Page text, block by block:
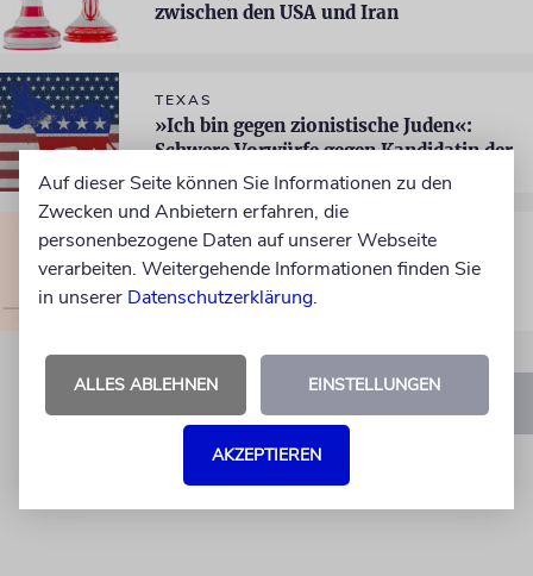
zwischen den USA und Iran
TEXAS
»Ich bin gegen zionistische Juden«:
Schwere Vorwürfe gegen Kandidatin der
Demokraten
HERZLIYA
Israelische Studie: Sexy Profilbilder
können Dating-Erfolg mindern
Auf dieser Seite können Sie Informationen zu den
Zwecken und Anbietern erfahren, die
personenbezogene Daten auf unserer Webseite
verarbeiten. Weitergehende Informationen finden Sie
in unserer Datenschutzerklärung.
ALLES ABLEHNEN EINSTELLUNGEN
AKZEPTIEREN